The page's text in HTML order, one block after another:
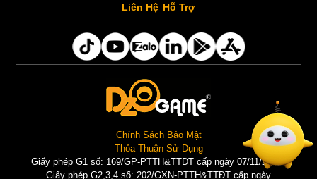
Liên Hệ Hỗ Trợ
Chính Sách Bảo Mật
Thỏa Thuận Sử Dụng
Giấy phép G1 số: 169/GP-PTTH&TTĐT cấp ngày 07/11/2025 |
Giấy phép G2,3,4 số: 202/GXN-PTTH&TTĐT cấp ngày